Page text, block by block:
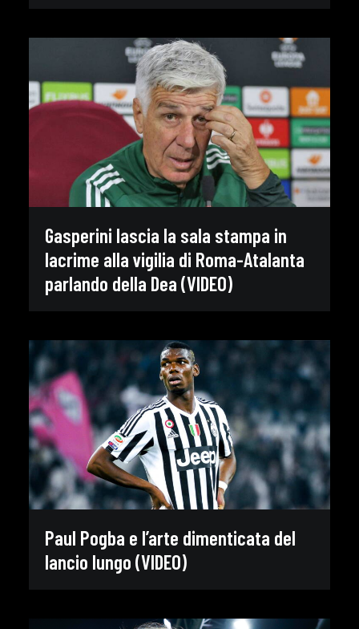
Gasperini lascia la sala stampa in
lacrime alla vigilia di Roma-Atalanta
parlando della Dea (VIDEO)
Paul Pogba e l’arte dimenticata del
lancio lungo (VIDEO)